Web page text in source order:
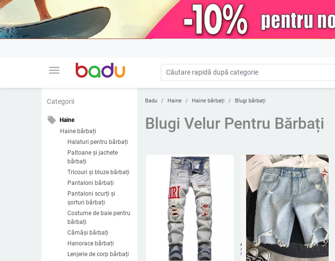
menu
Categorii
local_offer
Haine
Haine bărbați
Halaturi pentru bărbați
Paltoane și jachete
bărbați
Tricouri și bluze bărbați
Pantaloni bărbați
Pantaloni scurți și
șorturi bărbați
Costume de baie pentru
bărbați
Cămăși bărbați
Hanorace bărbați
Lenjerie de corp bărbați
Badu Haine Haine bărbați Blugi bărbați
Blugi Velur Pentru Bărbați